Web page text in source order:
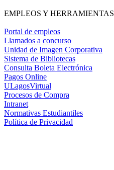
EMPLEOS Y HERRAMIENTAS
Portal de empleos
Llamados a concurso
Unidad de Imagen Corporativa
Sistema de Bibliotecas
Consulta Boleta Electrónica
Pagos Online
ULagosVirtual
Procesos de Compra
Intranet
Normativas Estudiantiles
Política de Privacidad